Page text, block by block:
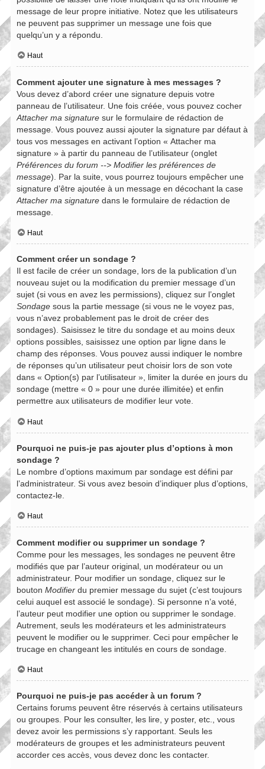
message de leur propre initiative. Notez que les utilisateurs
ne peuvent pas supprimer un message une fois que
quelqu’un y a répondu.
Haut
Comment ajouter une signature à mes messages ?
Vous devez d’abord créer une signature depuis votre
panneau de l’utilisateur. Une fois créée, vous pouvez cocher
Attacher ma signature sur le formulaire de rédaction de
message. Vous pouvez aussi ajouter la signature par défaut à
tous vos messages en activant l’option « Attacher ma
signature » à partir du panneau de l’utilisateur (onglet
Préférences du forum --> Modifier les préférences de
message). Par la suite, vous pourrez toujours empêcher une
signature d’être ajoutée à un message en décochant la case
Attacher ma signature dans le formulaire de rédaction de
message.
Haut
Comment créer un sondage ?
Il est facile de créer un sondage, lors de la publication d’un
nouveau sujet ou la modification du premier message d’un
sujet (si vous en avez les permissions), cliquez sur l’onglet
Sondage sous la partie message (si vous ne le voyez pas,
vous n’avez probablement pas le droit de créer des
sondages). Saisissez le titre du sondage et au moins deux
options possibles, saisissez une option par ligne dans le
champ des réponses. Vous pouvez aussi indiquer le nombre
de réponses qu’un utilisateur peut choisir lors de son vote
dans « Option(s) par l’utilisateur », limiter la durée en jours du
sondage (mettre « 0 » pour une durée illimitée) et enfin
permettre aux utilisateurs de modifier leur vote.
Haut
Pourquoi ne puis-je pas ajouter plus d’options à mon
sondage ?
Le nombre d’options maximum par sondage est défini par
l’administrateur. Si vous avez besoin d’indiquer plus d’options,
contactez-le.
Haut
Comment modifier ou supprimer un sondage ?
Comme pour les messages, les sondages ne peuvent être
modifiés que par l’auteur original, un modérateur ou un
administrateur. Pour modifier un sondage, cliquez sur le
bouton Modifier du premier message du sujet (c’est toujours
celui auquel est associé le sondage). Si personne n’a voté,
l’auteur peut modifier une option ou supprimer le sondage.
Autrement, seuls les modérateurs et les administrateurs
peuvent le modifier ou le supprimer. Ceci pour empêcher le
trucage en changeant les intitulés en cours de sondage.
Haut
Pourquoi ne puis-je pas accéder à un forum ?
Certains forums peuvent être réservés à certains utilisateurs
ou groupes. Pour les consulter, les lire, y poster, etc., vous
devez avoir les permissions s’y rapportant. Seuls les
modérateurs de groupes et les administrateurs peuvent
accorder ces accès, vous devez donc les contacter.